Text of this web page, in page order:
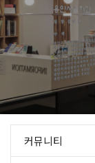
커뮤니티